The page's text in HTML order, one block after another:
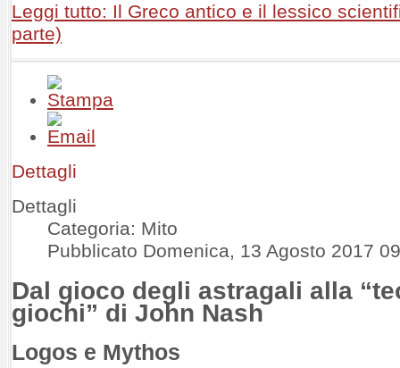
Leggi tutto: Il Greco antico e il lessico
parte)
Dettagli
Dettagli
Categoria: Mito
Pubblicato Domenica, 13 Agosto 2017
Dal gioco degli astragali alla
giochi” di John Nash
Logos e Mythos